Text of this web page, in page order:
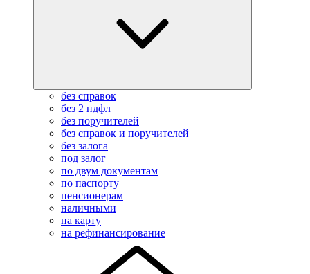
без справок
без 2 ндфл
без поручителей
без справок и поручителей
без залога
под залог
по двум документам
по паспорту
пенсионерам
наличными
на карту
на рефинансирование